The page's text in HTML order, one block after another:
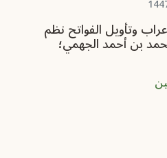
وتأويل الفواتح نظم
بن أحمد الجهمي؛